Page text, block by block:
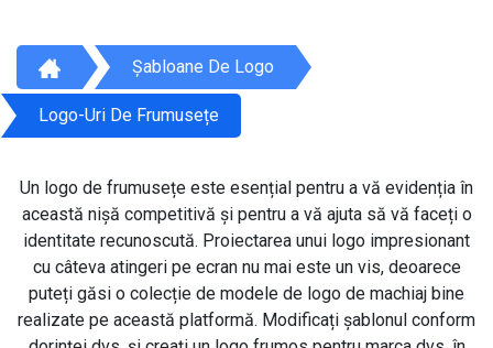
Șabloane De Logo
Logo-Uri De Frumusețe
Un logo de frumusețe este esențial pentru a vă evidenția în
această nișă competitivă și pentru a vă ajuta să vă faceți o
identitate recunoscută. Proiectarea unui logo impresionant
cu câteva atingeri pe ecran nu mai este un vis, deoarece
puteți găsi o colecție de modele de logo de machiaj bine
realizate pe această platformă. Modificați șablonul conform